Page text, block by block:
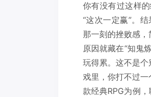
你有没有过这样
“这次一定赢”。
那一刻的挫败感
原因就藏在“知鬼
玩得累。这不是
戏里，你打不过
款经典RPG为例